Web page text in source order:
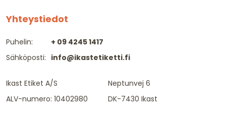
Yhteystiedot
Puhelin:
Sähköposti:
+ 09 4245 1417
info@ikastetiketti.fi
Ikast Etiket A/S
ALV-numero: 10402980
Neptunvej 6
DK-7430 Ikast